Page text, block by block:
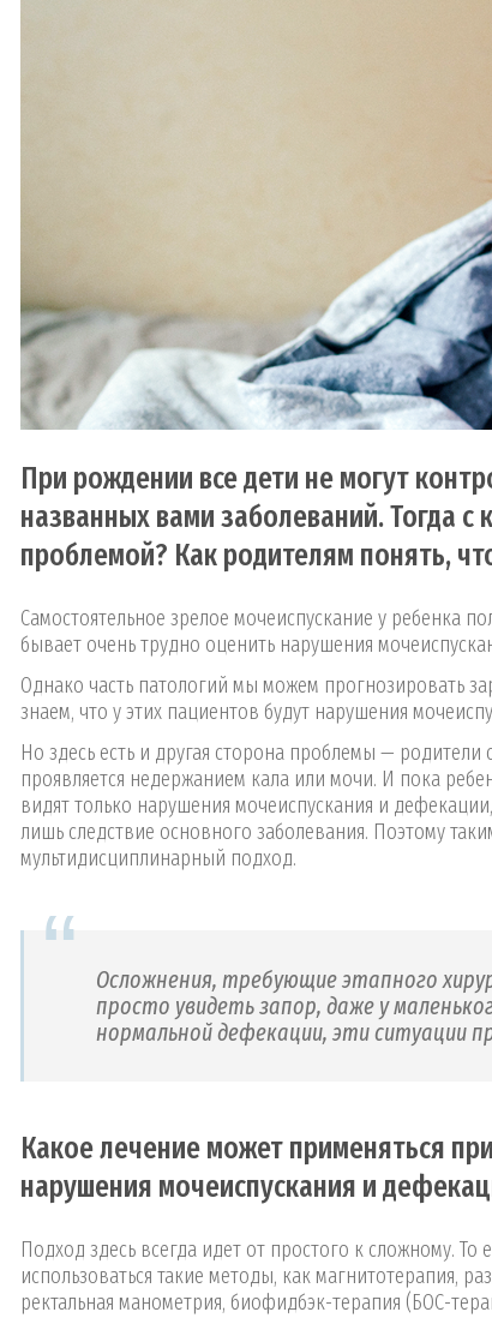
При рождении все дети не могут
названных вами заболеваний. Тогда
проблемой? Как родителям понять,
Самостоятельное зрелое мочеиспускание у ребенка
бывает очень трудно оценить нарушения
Однако часть патологий мы можем прогнозировать
знаем, что у этих пациентов будут нарушения
Но здесь есть и другая сторона проблемы —
проявляется недержанием кала или мочи. И пока
видят только нарушения мочеиспускания и
лишь следствие основного заболевания. Поэтому
мультидисциплинарный подход.
Осложнения, требующие этапного
просто увидеть запор, даже у
нормальной дефекации, эти ситуации
Какое лечение может применяться
нарушения мочеиспускания и
Подход здесь всегда идет от простого к сложному. То
использоваться такие методы, как магнитотерапия,
ректальная манометрия, биофидбэк-терапия (БОС-